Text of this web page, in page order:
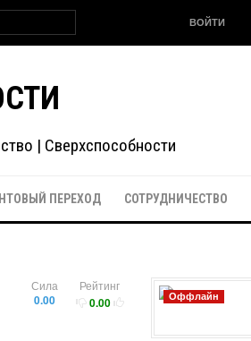
ВОЙТИ
| Сверхспособности
ПЕРЕХОД СОТРУДНИЧЕСТВО
Рейтинг
0.00
Сила
0.00
Оффлайн